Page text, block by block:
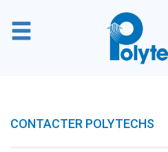
CONTACTER POLYTECHS